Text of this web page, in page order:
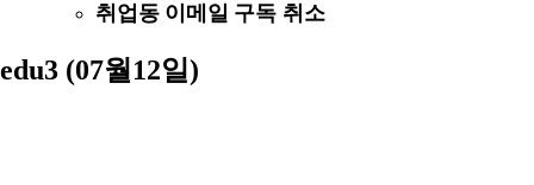
취업동 이메일 구독 취소
edu3 (07월12일)